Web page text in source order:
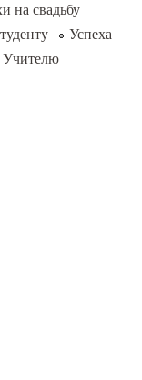
на свадьбу
Успеха
Учителю